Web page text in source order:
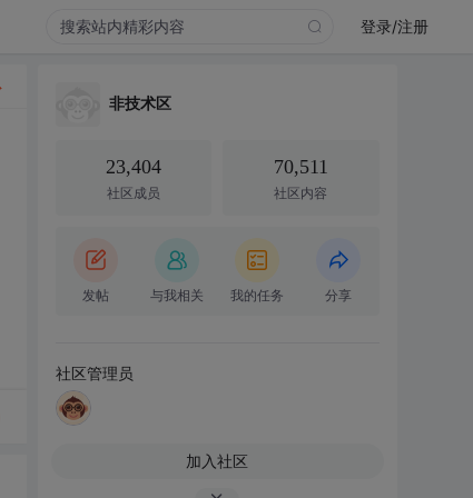
登录/注册
非技术区
23,404
社区成员
70,511
社区内容
发帖 与我相关 我的任务 分享
社区管理员
加入社区